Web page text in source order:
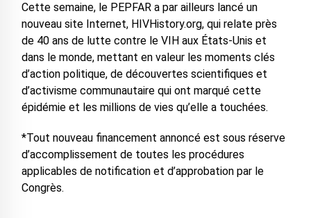
Cette semaine, le PEPFAR a par ailleurs lancé un
nouveau site Internet, HIVHistory.org, qui relate près
de 40 ans de lutte contre le VIH aux États-Unis et
dans le monde, mettant en valeur les moments clés
d’action politique, de découvertes scientifiques et
d’activisme communautaire qui ont marqué cette
épidémie et les millions de vies qu’elle a touchées.
*Tout nouveau financement annoncé est sous réserve
d’accomplissement de toutes les procédures
applicables de notification et d’approbation par le
Congrès.